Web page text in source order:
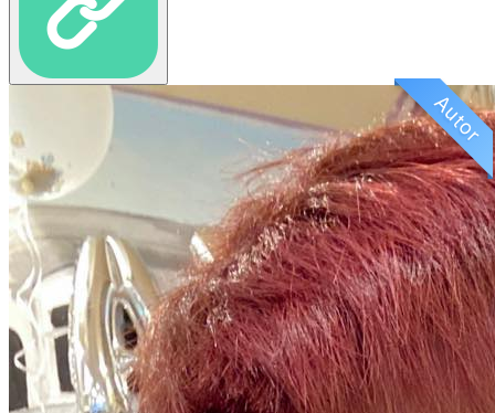
Autor